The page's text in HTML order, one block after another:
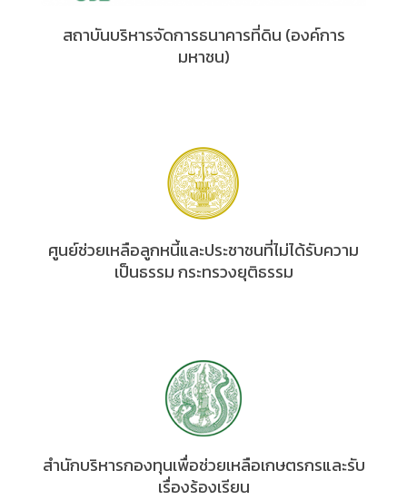
สถาบันบริหารจัดการธนาคารที่ดิน (องค์การ
มหาชน)
ศูนย์ช่วยเหลือลูกหนี้และประชาชนที่ไม่ได้รับความ
เป็นธรรม กระทรวงยุติธรรม
สำนักบริหารกองทุนเพื่อช่วยเหลือเกษตรกรและรับ
เรื่องร้องเรียน